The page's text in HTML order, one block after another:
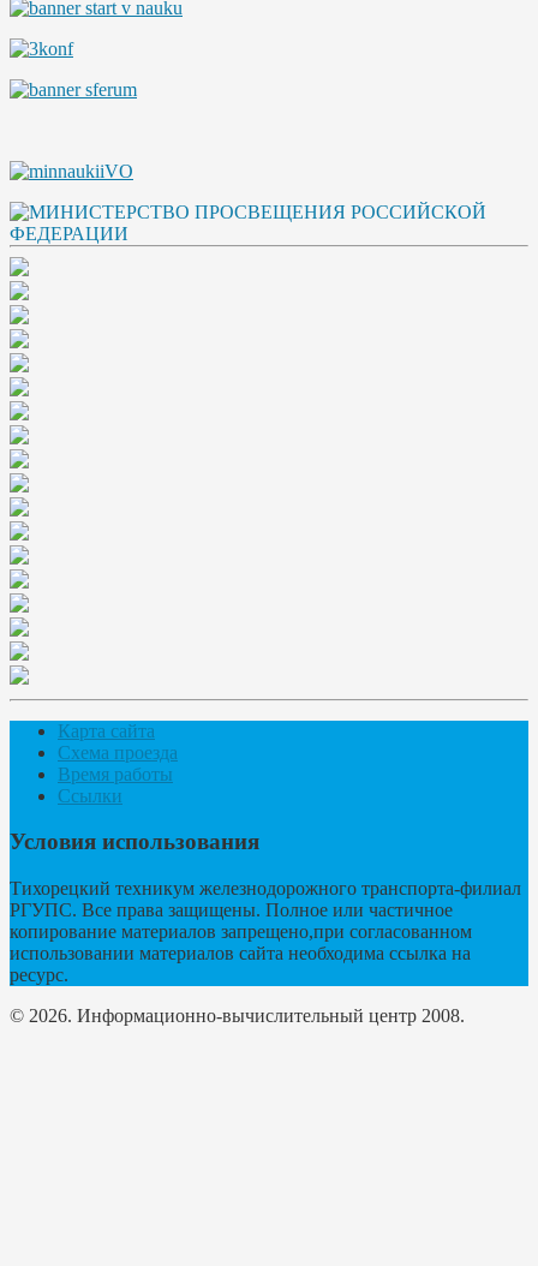
Карта сайта
Схема проезда
Время работы
Ссылки
Условия использования
Тихорецкий техникум железнодорожного транспорта-филиал
РГУПС. Все права защищены. Полное или частичное
копирование материалов запрещено,при согласованном
использовании материалов сайта необходима ссылка на
ресурс.
© 2026. Информационно-вычислительный центр 2008.